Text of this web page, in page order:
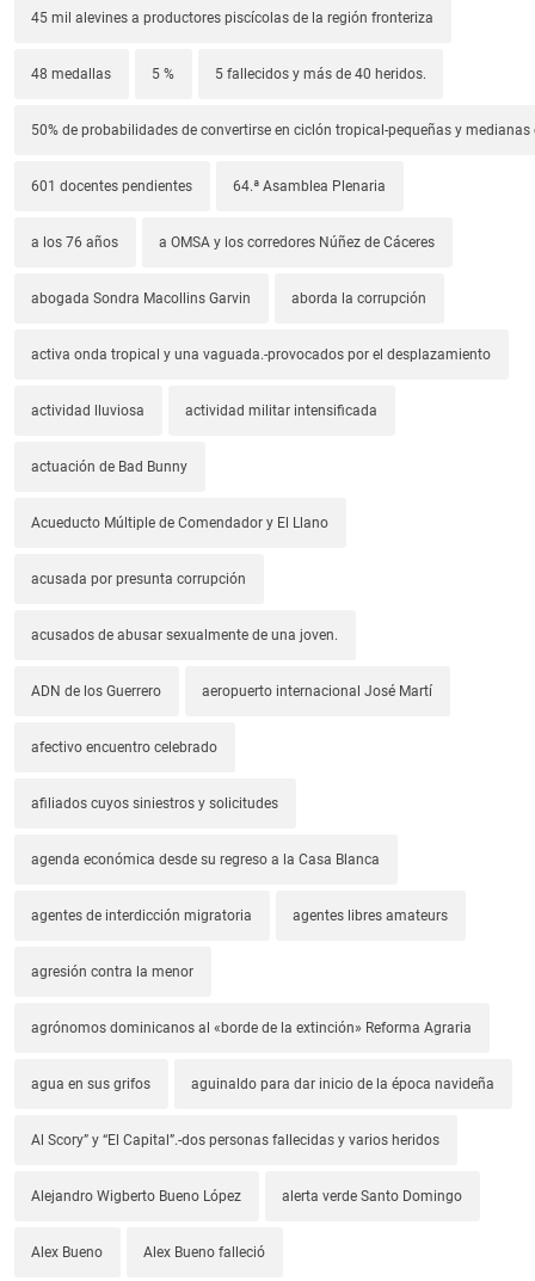
45 mil alevines a productores piscícolas de la región fronteriza
48 medallas 5 % 5 fallecidos y más de 40 heridos.
50% de probabilidades de convertirse en ciclón tropical-pequeñas y
601 docentes pendientes 64.ª Asamblea Plenaria
a los 76 años a OMSA y los corredores Núñez de Cáceres
abogada Sondra Macollins Garvin aborda la corrupción
activa onda tropical y una vaguada.-provocados por el desplazamiento
actividad lluviosa actividad militar intensificada
actuación de Bad Bunny
Acueducto Múltiple de Comendador y El Llano
acusada por presunta corrupción
acusados de abusar sexualmente de una joven.
ADN de los Guerrero aeropuerto internacional José Martí
afectivo encuentro celebrado
afiliados cuyos siniestros y solicitudes
agenda económica desde su regreso a la Casa Blanca
agentes de interdicción migratoria agentes libres amateurs
agresión contra la menor
agrónomos dominicanos al «borde de la extinción» Reforma Agraria
agua en sus grifos aguinaldo para dar inicio de la época navideña
Al Scory” y “El Capital”.-dos personas fallecidas y varios heridos
Alejandro Wigberto Bueno López alerta verde Santo Domingo
Alex Bueno Alex Bueno falleció